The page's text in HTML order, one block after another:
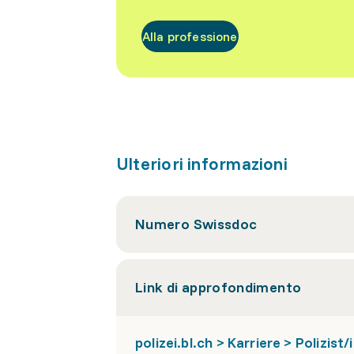
Alla professione
Ulteriori informazioni
Numero Swissdoc
Link di approfondimento
polizei.bl.ch > Karriere > Polizist/